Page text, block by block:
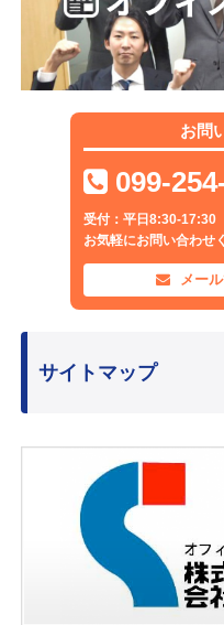
お問
099-
受付：平日8:30-17:30
お気軽にお問い合わせ
メー
サイトマップ